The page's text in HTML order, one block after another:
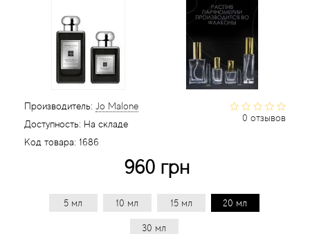
0 отзывов
Производитель: Jo Malone
Доступность: На складе
Код товара: 1686
960 грн
5 мл 10 мл 15 мл 20 мл
30 мл